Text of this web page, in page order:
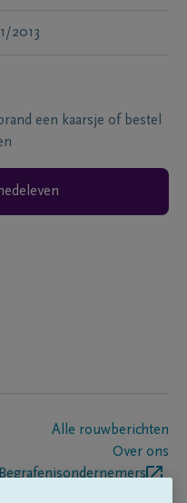
2013
een kaarsje of bestel
Alle rouwberichten
Over ons
Begrafenisondernemers